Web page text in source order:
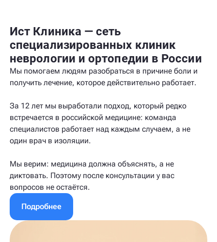
Ист Клиника — сеть
специализированных клиник
неврологии и ортопедии в России
Мы помогаем людям разобраться в причине боли и
получить лечение, которое действительно работает.
За 12 лет мы выработали подход, который редко
встречается в российской медицине: команда
специалистов работает над каждым случаем, а не
один врач в изоляции.
Мы верим: медицина должна объяснять, а не
диктовать. Поэтому после консультации у вас
вопросов не остаётся.
Подробнее